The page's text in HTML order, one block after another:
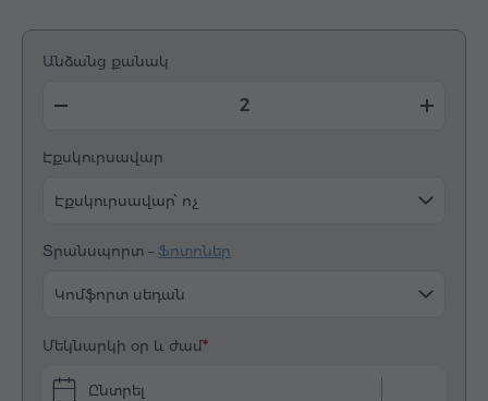
Անձանց քանակ
Էքսկուրսավար
Էքսկուրսավար՝ ոչ
Տրանսպորտ – Ֆոտոներ
Կոմֆորտ սեդան
Մեկնարկի օր և ժամ
Ընտրել